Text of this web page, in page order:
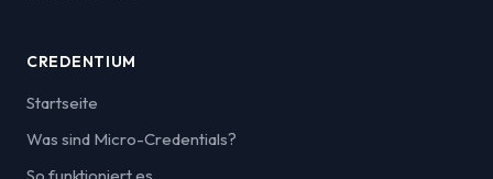
CREDENTIUM
Startseite
Was sind Micro-Credentials?
So funktioniert es